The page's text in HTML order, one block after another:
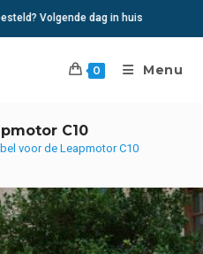
Volgende dag in huis
0 Menu
C10
voor de Leapmotor C10